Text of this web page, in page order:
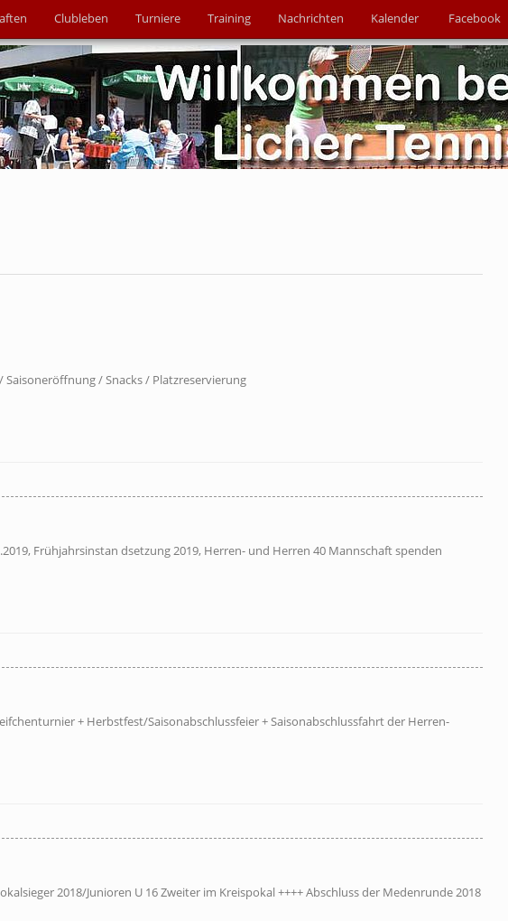
Clubleben Turniere Training Nachrichten Kalender Facebook
/ Snacks / Platzreservierung
Frühjahrsinstan dsetzung 2019, Herren- und Herren 40 Mannschaft spenden
+ Herbstfest/Saisonabschlussfeier + Saisonabschlussfahrt der Herren-
2018/Junioren U 16 Zweiter im Kreispokal ++++ Abschluss der Medenrunde 2018